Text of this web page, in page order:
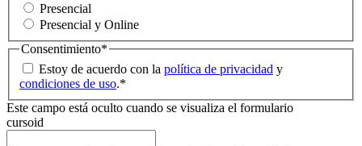
Presencial
Presencial y Online
Consentimiento*
Estoy de acuerdo con la política de privacidad y
condiciones de uso.*
Este campo está oculto cuando se visualiza el formulario
cursoid